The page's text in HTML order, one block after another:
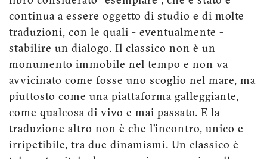
continua a essere oggetto di studio e di molte
traduzioni, con le quali - eventualmente -
stabilire un dialogo. Il classico non è un
monumento immobile nel tempo e non va
avvicinato come fosse uno scoglio nel mare, ma
piuttosto come una piattaforma galleggiante,
come qualcosa di vivo e mai passato. E la
traduzione altro non è che l’incontro, unico e
irripetibile, tra due dinamismi. Un classico è